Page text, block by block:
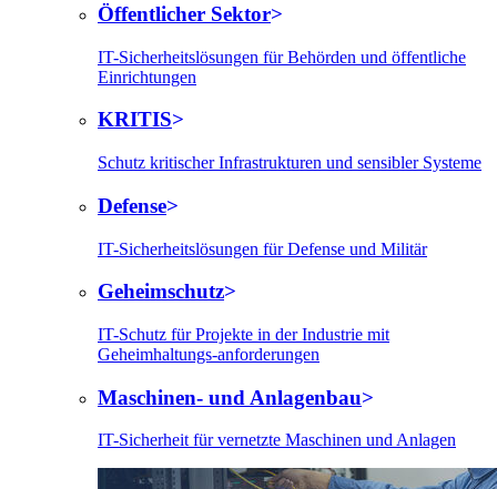
Öffentlicher Sektor
IT-Sicherheitslösungen für Behörden und öffentliche
Einrichtungen
KRITIS
Schutz kritischer Infrastrukturen und sensibler Systeme
Defense
IT-Sicherheitslösungen für Defense und Militär
Geheimschutz
IT-Schutz für Projekte in der Industrie mit
Geheimhaltungs-anforderungen
Maschinen- und Anlagenbau
IT-Sicherheit für vernetzte Maschinen und Anlagen